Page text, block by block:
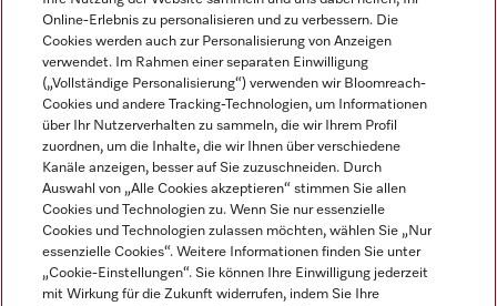
Impressum
AGB
Datenschutz
Miele auf Instagram
Miele auf Facebook
Miele auf Youtube
Online-Erlebnis zu personalisieren und zu verbessern. Die
Cookies werden auch zur Personalisierung von Anzeigen
verwendet. Im Rahmen einer separaten Einwilligung
(„Vollständige Personalisierung“) verwenden wir Bloomreach-
Cookies und andere Tracking-Technologien, um Informationen
über Ihr Nutzerverhalten zu sammeln, die wir Ihrem Profil
zuordnen, um die Inhalte, die wir Ihnen über verschiedene
Kanäle anzeigen, besser auf Sie zuzuschneiden. Durch
Auswahl von „Alle Cookies akzeptieren“ stimmen Sie allen
Cookies und Technologien zu. Wenn Sie nur essenzielle
Cookies und Technologien zulassen möchten, wählen Sie „Nur
essenzielle Cookies“. Weitere Informationen finden Sie unter
„Cookie-Einstellungen“. Sie können Ihre Einwilligung jederzeit
mit Wirkung für die Zukunft widerrufen, indem Sie Ihre